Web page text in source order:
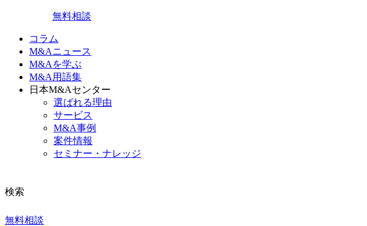
無料相談
コラム
M&Aニュース
M&Aを学ぶ
M&A用語集
日本M&Aセンター
選ばれる理由
サービス
M&A事例
案件情報
セミナー・ナレッジ
検索
無料相談